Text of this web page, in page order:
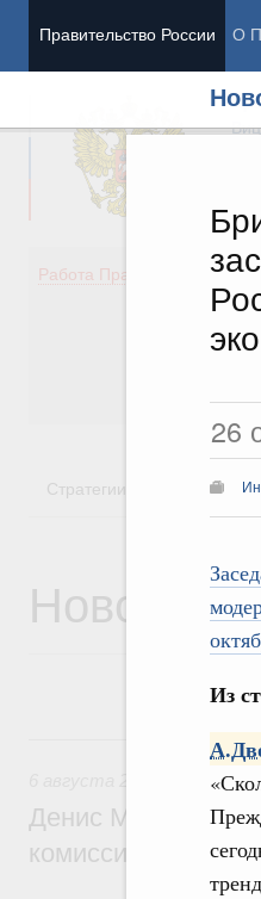
Правительство России О
26
Из
Работа Правительства
Стратегии
Новости
Общие
Денис Мантуров
комиссии по